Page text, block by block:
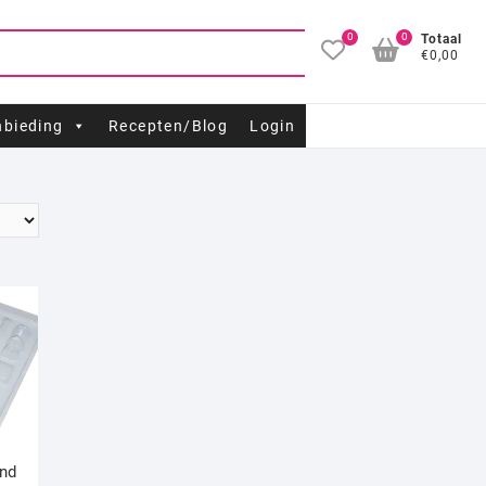
0
Totaal
€0,00
0
Recepten/Blog Login